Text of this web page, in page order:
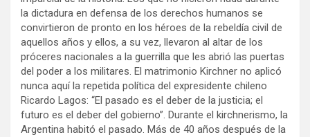
la dictadura en defensa de los derechos humanos se
convirtieron de pronto en los héroes de la rebeldía civil de
aquellos años y ellos, a su vez, llevaron al altar de los
próceres nacionales a la guerrilla que les abrió las puertas
del poder a los militares. El matrimonio Kirchner no aplicó
nunca aquí la repetida política del expresidente chileno
Ricardo Lagos: “El pasado es el deber de la justicia; el
futuro es el deber del gobierno”. Durante el kirchnerismo, la
Argentina habitó el pasado. Más de 40 años después de la